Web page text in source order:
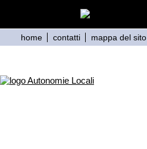
home contatti mappa del sito